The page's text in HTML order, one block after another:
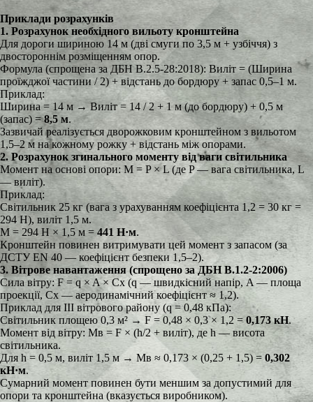
Приклади розрахунків
1. Розрахунок необхідного вильоту кронштейна
Для дороги шириною 14 м (дві смуги по 3,5 м + узбіччя) з
двостороннім розміщенням опор.
Формула (спрощена за ДБН В.2.5-28:2018): Виліт = (Ширина
проїжджої частини / 2) + відстань до бордюру + запас 0,5–1 м.
Приклад:
Ширина = 14 м → Виліт = 14 / 2 + 1 м (до бордюру) + 0,5 м
(запас) =8,5 м.
Зазвичай реалізується дворожковим кронштейном з вильотом
1,5–2 м на кожному рожку + відстань між опорами.
2. Розрахунок згинального моменту від ваги світильника
Момент на основі опори: M = P × L (де P — вага світильника, L
— виліт).
Приклад:
Світильник 25 кг (вага з урахуванням коефіцієнта 1,2 = 30 кг =
294 Н), виліт 1,5 м.
M = 294 Н × 1,5 м = 441 Н·м.
Кронштейн повинен витримувати цей момент з запасом (за
ДСТУ EN 40 — коефіцієнт безпеки 1,5–2).
3. Вітрове навантаження (спрощено за ДБН В.1.2-2:2006)
Сила вітру: F = q × A × Cx (q — швидкісний напір, A — площа
проекції, Cx — аеродинамічний коефіцієнт ≈ 1,2).
Приклад для ІІІ вітрового району (q = 0,48 кПа):
Світильник площею 0,3 м² → F = 0,48 × 0,3 × 1,2 =0,173 кН.
Момент від вітру: Mв = F × (h/2 + виліт), де h — висота
світильника.
Для h = 0,5 м, виліт 1,5 м → Mв ≈ 0,173 × (0,25 + 1,5) =0,302
кН·м.
Сумарний момент повинен бути меншим за допустимий для
опори та кронштейна (вказується виробником).